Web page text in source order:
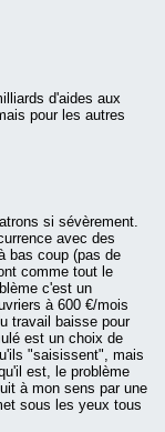
d'aides aux
pour les autres
si sévèrement.
avec des
bas coup (pas de
comme tout le
c'est un
à 600 €/mois
travail baisse pour
est un choix de
"saisissent", mais
est, le problème
à mon sens par une
sous les yeux tous